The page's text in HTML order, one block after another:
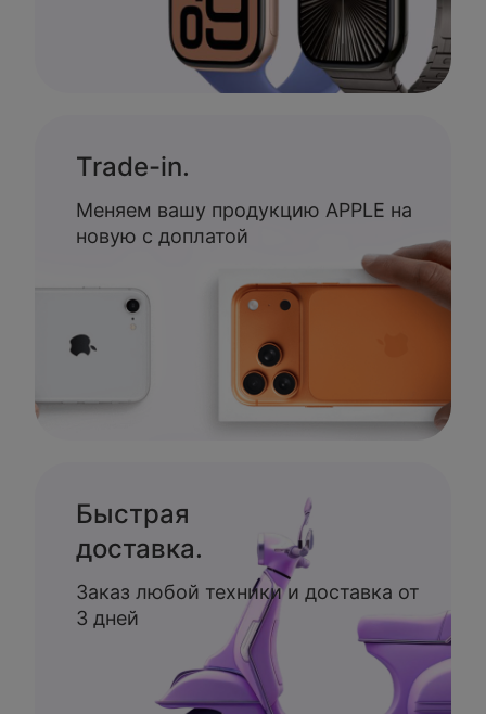
Trade-in.
Меняем вашу продукцию APPLE на
новую с доплатой
Быстрая
доставка.
Заказ любой техники и доставка от
3 дней